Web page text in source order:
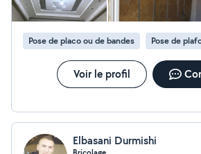
Pose de placo ou de bandes Pose de
Voir le profil
Elbasani Durmishi